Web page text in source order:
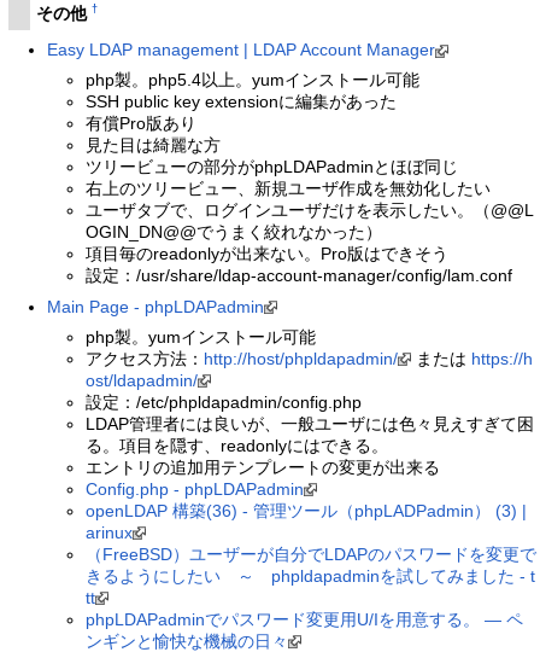
その他 †
Easy LDAP management | LDAP Account Manager
php製。php5.4以上。yumインストール可能
SSH public key extensionに編集があった
有償Pro版あり
見た目は綺麗な方
ツリービューの部分がphpLDAPadminとほぼ同じ
右上のツリービュー、新規ユーザ作成を無効化したい
ユーザタブで、ログインユーザだけを表示したい。（@@L
OGIN_DN@@でうまく絞れなかった）
項目毎のreadonlyが出来ない。Pro版はできそう
設定：/usr/share/ldap-account-manager/config/lam.conf
Main Page - phpLDAPadmin
php製。yumインストール可能
アクセス方法： http://host/phpldapadmin/ または https://h
ost/ldapadmin/
設定：/etc/phpldapadmin/config.php
LDAP管理者には良いが、一般ユーザには色々見えすぎて困
る。項目を隠す、readonlyにはできる。
エントリの追加用テンプレートの変更が出来る
Config.php - phpLDAPadmin
openLDAP 構築(36) - 管理ツール（phpLADPadmin） (3) |
arinux
（FreeBSD）ユーザーが自分でLDAPのパスワードを変更で
きるようにしたい ～ phpldapadminを試してみました - t
tt
phpLDAPadminでパスワード変更用U/Iを用意する。 — ペ
ンギンと愉快な機械の日々